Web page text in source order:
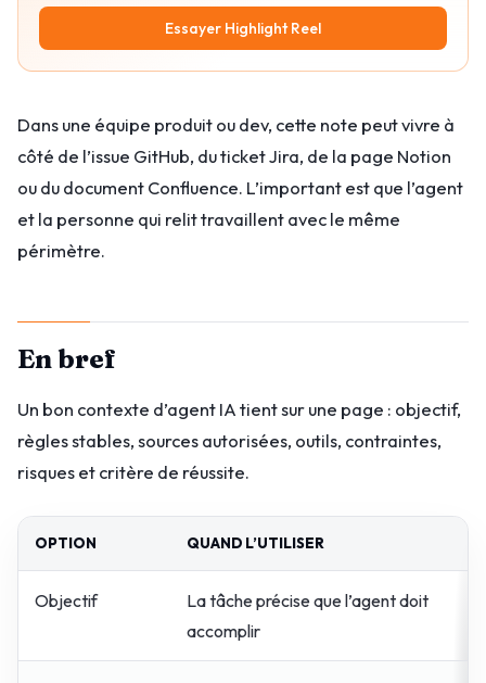
Essayer Highlight Reel
Dans une équipe produit ou dev, cette note peut vivre à
côté de l’issue GitHub, du ticket Jira, de la page Notion
ou du document Confluence. L’important est que l’agent
et la personne qui relit travaillent avec le même
périmètre.
En bref
Un bon contexte d’agent IA tient sur une page : objectif,
règles stables, sources autorisées, outils, contraintes,
risques et critère de réussite.
OPTION QUAND L’UTILISER
Objectif
La tâche précise que l’agent doit
accomplir